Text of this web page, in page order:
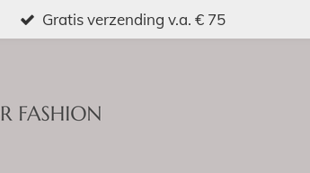
Gratis verzending v.a. € 75